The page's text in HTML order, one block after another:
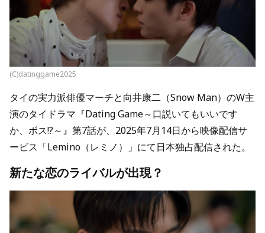
(C)datinggame2025
タイの実力派俳優マーチと向井康二（Snow Man）のW主
演のタイドラマ『Dating Game～口説いてもいいです
か、ボス!?～』第7話が、2025年7月14日から映像配信サ
ービス「Lemino（レミノ）」にて日本独占配信された。
新たな恋のライバルが出現？